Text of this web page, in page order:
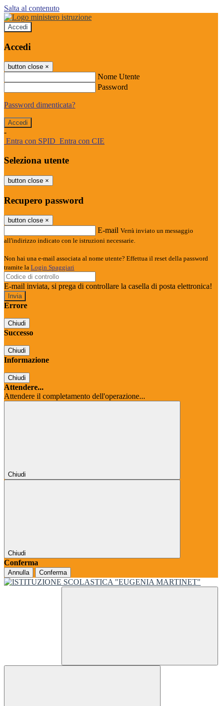
Salta al contenuto
Accedi
Accedi
button close ×
Nome Utente
Password
Password dimenticata?
-
Entra con SPID Entra con CIE
Seleziona utente
button close ×
Recupero password
button close ×
E-mail Verrà inviato un messaggio
all'indirizzo indicato con le istruzioni necessarie.
Non hai una e-mail associata al nome utente? Effettua il reset della password
tramite la Login Spaggiari
E-mail inviata, si prega di controllare la casella di posta elettronica!
Errore
Chiudi
Successo
Chiudi
Informazione
Chiudi
Attendere...
Attendere il completamento dell'operazione...
Chiudi
Chiudi
Conferma
Annulla Conferma